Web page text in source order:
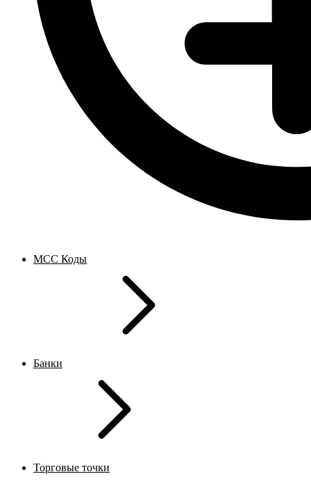
MCC Коды
Банки
Торговые точки